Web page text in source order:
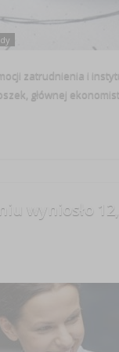
zatrudnienia i
głównej
wyniosło